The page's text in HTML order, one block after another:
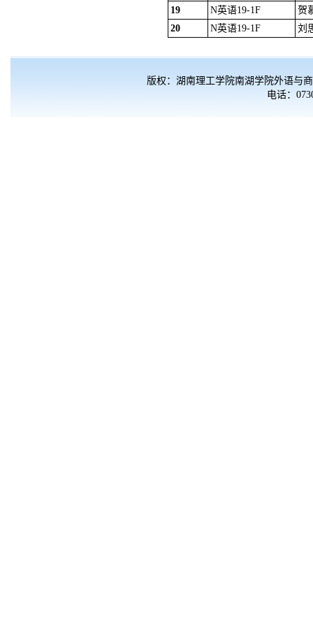
19
N英语19-1F
贺
20
N英语19-1F 刘
版权：湖南理工学院南湖学院外语与
电话：